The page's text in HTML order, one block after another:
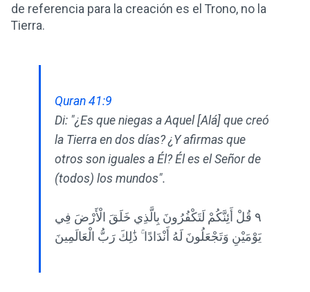
de referencia para la creación es el Trono, no la
Tierra.
Quran 41:9
Di: "¿Es que niegas a Aquel [Alá] que creó
la Tierra en dos días? ¿Y afirmas que
otros son iguales a Él? Él es el Señor de
(todos) los mundos".
٩ قُلْ أَئِنَّكُمْ لَتَكْفُرُونَ بِالَّذِي خَلَقَ الْأَرْضَ فِي
يَوْمَيْنِ وَتَجْعَلُونَ لَهُ أَنْدَادًا ۚ ذَٰلِكَ رَبُّ الْعَالَمِينَ